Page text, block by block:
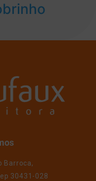
Barroca,
30431-028